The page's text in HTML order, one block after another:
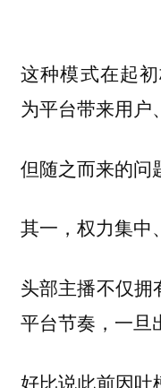
这种模式在起
为平台带来用户
但随之而来的问
其一，权力集中
头部主播不仅
平台节奏，一旦
好比说此前因吐